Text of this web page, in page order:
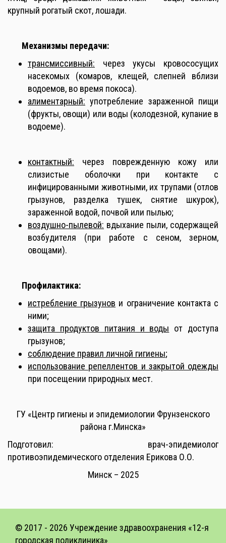
крупный рогатый скот, лошади.
Механизмы передачи:
трансмиссивный: через укусы кровососущих
насекомых (комаров, клещей, слепней вблизи
водоемов, во время покоса).
алиментарный: употребление зараженной пищи
(фрукты, овощи) или воды (колодезной, купание в
водоеме).
контактный: через поврежденную кожу или
слизистые оболочки при контакте с
инфицированными животными, их трупами (отлов
грызунов, разделка тушек, снятие шкурок),
зараженной водой, почвой или пылью;
воздушно-пылевой: вдыхание пыли, содержащей
возбудителя (при работе с сеном, зерном,
овощами).
Профилактика:
истребление грызунов и ограничение контакта с
ними;
защита продуктов питания и воды от доступа
грызунов;
соблюдение правил личной гигиены;
использование репеллентов и закрытой одежды
при посещении природных мест.
ГУ «Центр гигиены и эпидемиологии Фрунзенского
района г.Минска»
Подготовил: врач-эпидемиолог
противоэпидемического отделения Ерикова О.О.
Минск – 2025
© 2017 - 2026 Учреждение здравоохранения «12-я
городская поликлиника»